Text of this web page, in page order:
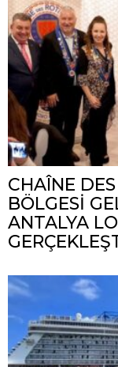
CHAÎNE
BÖLGESİ
ANTALYA